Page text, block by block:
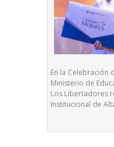
En la Celebración
Ministerio de
Los Libertadores
Institucional de